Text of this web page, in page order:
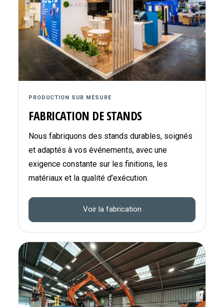
PRODUCTION SUR MESURE
FABRICATION DE STANDS
Nous fabriquons des stands durables, soignés
et adaptés à vos événements, avec une
exigence constante sur les finitions, les
matériaux et la qualité d’exécution.
Voir la fabrication